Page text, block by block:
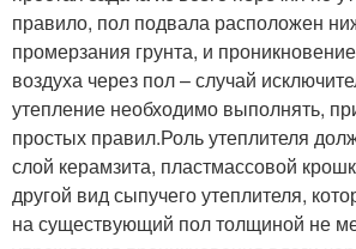
правило, пол подвала расположен
промерзания грунта, и
воздуха через пол – случай
утепление необходимо выполнять,
простых правил.Роль утеплителя
слой керамзита, пластмассовой
другой вид сыпучего утеплителя,
на существующий пол толщиной не